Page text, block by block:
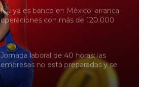
Nu ya es banco en México; arranca
operaciones con más de 120,000
mdp en activos
Jornada laboral de 40 horas: las
empresas no está preparadas y se
acrecienta el riesgo de la rotación